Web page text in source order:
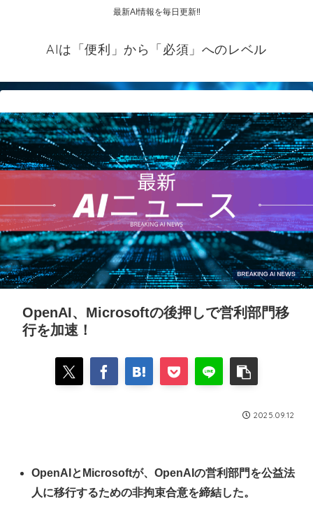
最新AI情報を毎日更新‼
AIは「便利」から「必須」へのレベル
OpenAI、Microsoftの後押しで営利部門移
行を加速！
2025.09.12
OpenAIとMicrosoftが、OpenAIの営利部門を公益法
人に移行するための非拘束合意を締結した。